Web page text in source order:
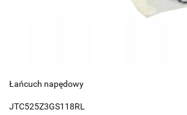
Łańcuch napędowy
JTC525Z3GS118RL